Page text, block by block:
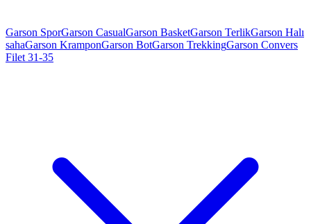
Garson SporGarson CasualGarson BasketGarson TerlikGarson Halı
sahaGarson KramponGarson BotGarson TrekkingGarson Convers
Filet 31-35